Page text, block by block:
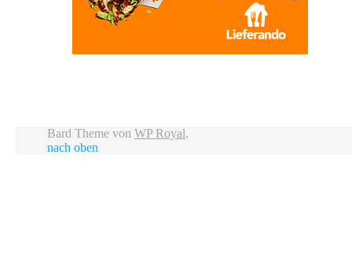
Bard Theme von WP Royal.
nach oben